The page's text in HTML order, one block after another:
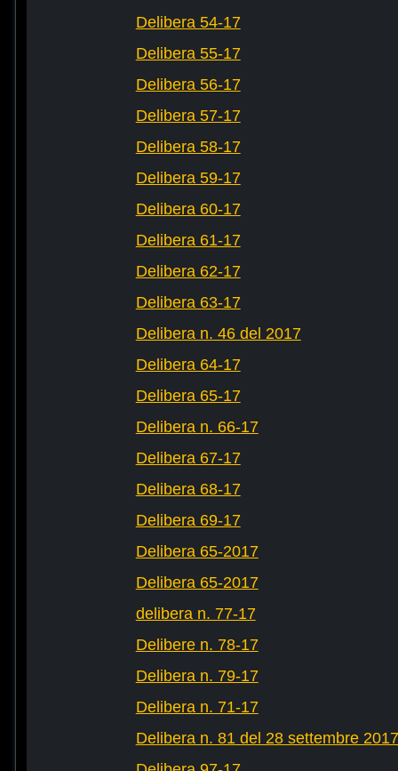
Delibera 54-17
Delibera 55-17
Delibera 56-17
Delibera 57-17
Delibera 58-17
Delibera 59-17
Delibera 60-17
Delibera 61-17
Delibera 62-17
Delibera 63-17
Delibera n. 46 del 2017
Delibera 64-17
Delibera 65-17
Delibera n. 66-17
Delibera 67-17
Delibera 68-17
Delibera 69-17
Delibera 65-2017
Delibera 65-2017
delibera n. 77-17
Delibere n. 78-17
Delibera n. 79-17
Delibera n. 71-17
Delibera n. 81 del 28 settembre 2017